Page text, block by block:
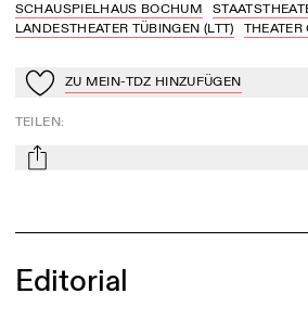
SCHAUSPIELHAUS BOCHUM
LANDESTHEATER TÜBINGEN (LTT)
Zu Mein-TdZ hinzufügen
ZU MEIN-TDZ HINZUFÜGEN
TEILEN:
mail
Editorial